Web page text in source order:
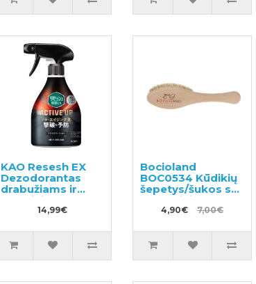
KAO Resesh EX
Dezodorantas
drabužiams ir
skalbiniams
14,99€
Bocioland
BOC0534 Kūdikių
šepetys/šukos su
natūraliais
švelniais plaukais
4,90€ 7,00€